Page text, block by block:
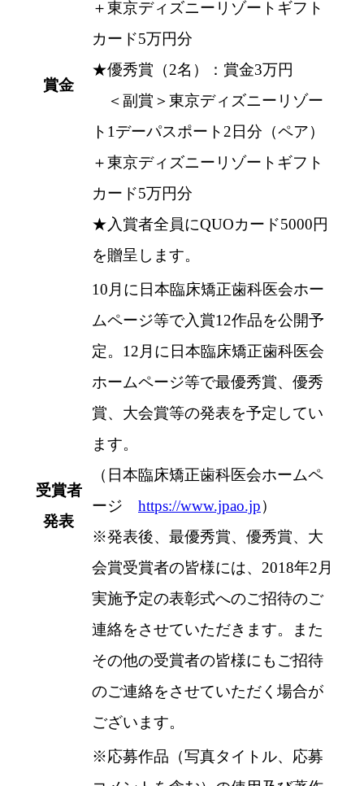
賞金
＋東京ディズニーリゾートギフト
カード5万円分
★優秀賞（2名）：賞金3万円
＜副賞＞東京ディズニーリゾー
ト1デーパスポート2日分（ペア）
＋東京ディズニーリゾートギフト
カード5万円分
★入賞者全員にQUOカード5000円
を贈呈します。
受賞者
発表
10月に日本臨床矯正歯科医会ホー
ムページ等で入賞12作品を公開予
定。12月に日本臨床矯正歯科医会
ホームページ等で最優秀賞、優秀
賞、大会賞等の発表を予定してい
ます。
（日本臨床矯正歯科医会ホームペ
ージ https://www.jpao.jp）
※発表後、最優秀賞、優秀賞、大
会賞受賞者の皆様には、2018年2月
実施予定の表彰式へのご招待のご
連絡をさせていただきます。また
その他の受賞者の皆様にもご招待
のご連絡をさせていただく場合が
ございます。
※応募作品（写真タイトル、応募